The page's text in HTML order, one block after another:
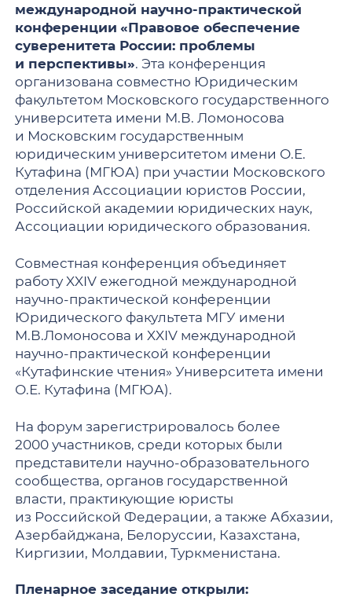
международной научно-практической
конференции «Правовое обеспечение
суверенитета России: проблемы
и перспективы». Эта конференция
организована совместно Юридическим
факультетом Московского государственного
университета имени М.В. Ломоносова
и Московским государственным
юридическим университетом имени О.Е.
Кутафина (МГЮА) при участии Московского
отделения Ассоциации юристов России,
Российской академии юридических наук,
Ассоциации юридического образования.
Совместная конференция объединяет
работу XXIV ежегодной международной
научно-практической конференции
Юридического факультета МГУ имени
М.В.Ломоносова и XXIV международной
научно-практической конференции
«Кутафинские чтения» Университета имени
О.Е. Кутафина (МГЮА).
На форум зарегистрировалось более
2000 участников, среди которых были
представители научно-образовательного
сообщества, органов государственной
власти, практикующие юристы
из Российской Федерации, а также Абхазии,
Азербайджана, Белоруссии, Казахстана,
Киргизии, Молдавии, Туркменистана.
Пленарное заседание открыли: